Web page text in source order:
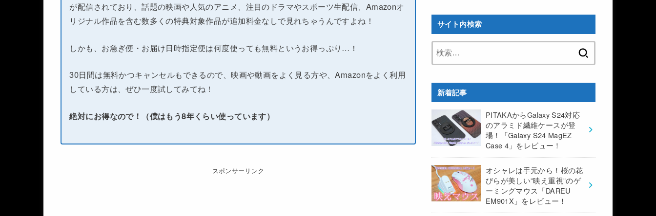
が配信されており、話題の映画や人気のアニメ、注目のドラマやスポーツ生配信、Amazonオ
リジナル作品を含む数多くの特典対象作品が追加料金なしで見れちゃうんですよね！
しかも、お急ぎ便・お届け日時指定便は何度使っても無料というお得っぷり…！
30日間は無料かつキャンセルもできるので、映画や動画をよく見る方や、Amazonをよく利用
している方は、ぜひ一度試してみてね！
絶対にお得なので！（僕はもう8年くらい使っています）
スポンサーリンク
サイト内検索
新着記事
PITAKAからGalaxy S24対応
のアラミド繊維ケースが登
場！「Galaxy S24 MagEZ
Case 4」をレビュー！
オシャレは手元から！桜の花
びらが美しい”映え重視”のゲ
ーミングマウス「DAREU
EM901X」をレビュー！